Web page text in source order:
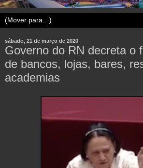
sábado, 21 de março de 2020
Governo do RN decreta o
de bancos, lojas, bares,
academias